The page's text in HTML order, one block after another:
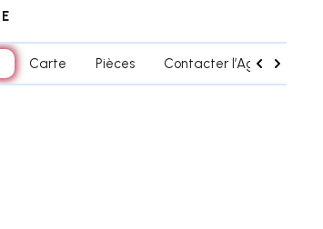
E
Carte Pièces Contacter l’Agent